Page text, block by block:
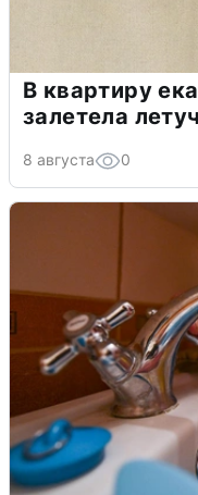
В квартиру
залетела
8 августа 0